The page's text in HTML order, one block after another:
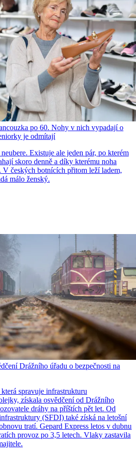
po 60. Nohy v nich vypadají o
je odmítají
Existuje ale jeden pár, po kterém
skoro denně a díky kterému noha
V českých botnících přitom leží ladem,
málo ženský.
Drážního úřadu o bezpečnosti na
spravuje infrastrukturu
získala osvědčení od Drážního
dráhy na příštích pět let. Od
(SFDI) také získá na letošní
tratí. Gepard Express letos v dubnu
provoz po 3,5 letech. Vlaky zastavila